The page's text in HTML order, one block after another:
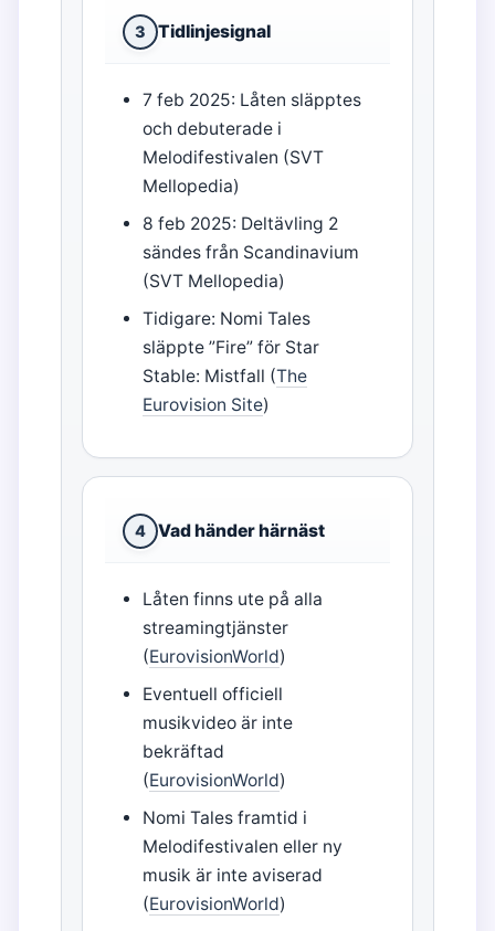
3 Tidlinjesignal
7 feb 2025: Låten släpptes
och debuterade i
Melodifestivalen (SVT
Mellopedia)
8 feb 2025: Deltävling 2
sändes från Scandinavium
(SVT Mellopedia)
Tidigare: Nomi Tales
släppte ”Fire” för Star
Stable: Mistfall (The
Eurovision Site)
4 Vad händer härnäst
Låten finns ute på alla
streamingtjänster
(EurovisionWorld)
Eventuell officiell
musikvideo är inte
bekräftad
(EurovisionWorld)
Nomi Tales framtid i
Melodifestivalen eller ny
musik är inte aviserad
(EurovisionWorld)